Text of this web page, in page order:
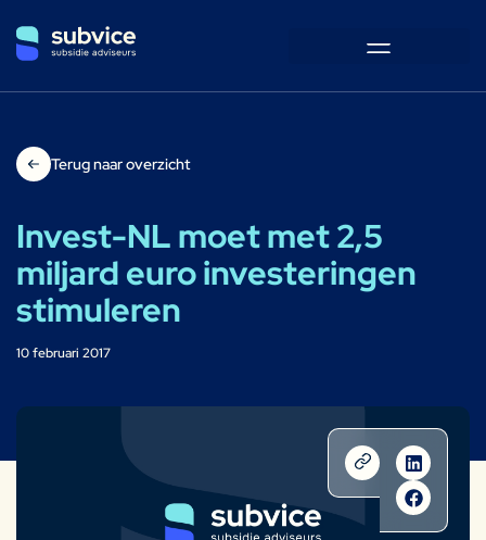
Terug naar overzicht
Invest-NL moet met 2,5
miljard euro investeringen
stimuleren
10 februari 2017